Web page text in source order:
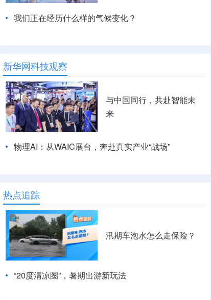
我们正在经历什么样的气候变化？
新华网科技观察
与中国同行，共赴智能未
来
物理AI：从WAIC展台，奔赴真实产业“战场”
热点追踪
汛期车泡水怎么走保险？
“20度清凉圈”，暑期出游新玩法